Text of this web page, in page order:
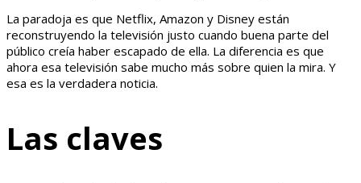
La paradoja es que Netflix, Amazon y Disney están
reconstruyendo la televisión justo cuando buena parte del
público creía haber escapado de ella. La diferencia es que
ahora esa televisión sabe mucho más sobre quien la mira. Y
esa es la verdadera noticia.
Las claves